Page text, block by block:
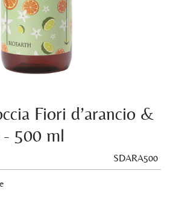
Fiori d’arancio &
500 ml
SDARA500